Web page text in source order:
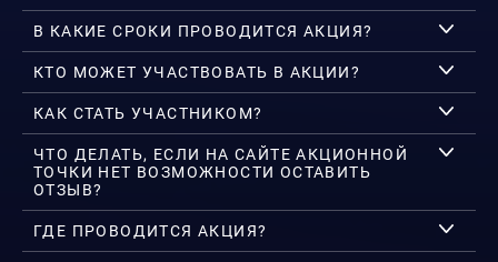
В КАКИЕ СРОКИ ПРОВОДИТСЯ АКЦИЯ?
КТО МОЖЕТ УЧАСТВОВАТЬ В АКЦИИ?
КАК СТАТЬ УЧАСТНИКОМ?
ЧТО ДЕЛАТЬ, ЕСЛИ НА САЙТЕ АКЦИОННОЙ
ТОЧКИ НЕТ ВОЗМОЖНОСТИ ОСТАВИТЬ
ОТЗЫВ?
ГДЕ ПРОВОДИТСЯ АКЦИЯ?